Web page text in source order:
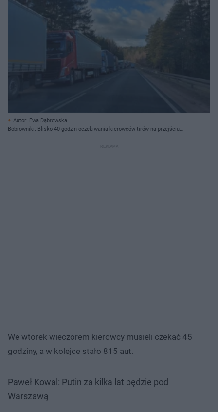
Autor: Ewa Dąbrowska
Bobrowniki. Blisko 40 godzin oczekiwania kierowców tirów na przejściu
We wtorek wieczorem kierowcy musieli czekać 45
godziny, a w kolejce stało 815 aut.
Paweł Kowal: Putin za kilka lat będzie pod
Warszawą